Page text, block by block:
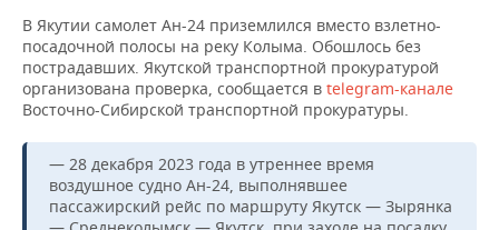
ДЕКЛАРАЦИИ О ДОХОДАХ
КОРОЛИ ГОСЗАКАЗА ПФО
ВУЗЫ ТАТАРСТАНА
КОМУ ПРИНАДЛЕЖАТ
ТОРГОВЫЕ ЦЕНТРЫ
ТАТАРСТАНА
НОВОСТИ ЭКОНОМИКИ
ФИНАНСЫ
БАНКИ
БЮДЖЕТ
ИНВЕСТИЦИИ
ПРОМЫШЛЕННОСТЬ
НОВОСТИ
ПРОМЫШЛЕННОСТИ
МАШИНОСТРОЕНИЕ
НЕДВИЖИМОСТЬ
НОВОСТИ НЕДВИЖИМОСТИ
АВТО
НОВОСТИ АВТО
БИЗНЕС
НОВОСТИ БИЗНЕСА
ТЕХНОЛОГИИ
В Якутии самолет Ан-24 приземлился вместо взлетно-
посадочной полосы на реку Колыма. Обошлось без
пострадавших. Якутской транспортной прокуратурой
организована проверка, сообщается в telegram-канале
Восточно-Сибирской транспортной прокуратуры.
— 28 декабря 2023 года в утреннее время
воздушное судно Ан-24, выполнявшее
пассажирский рейс по маршруту Якутск — Зырянка